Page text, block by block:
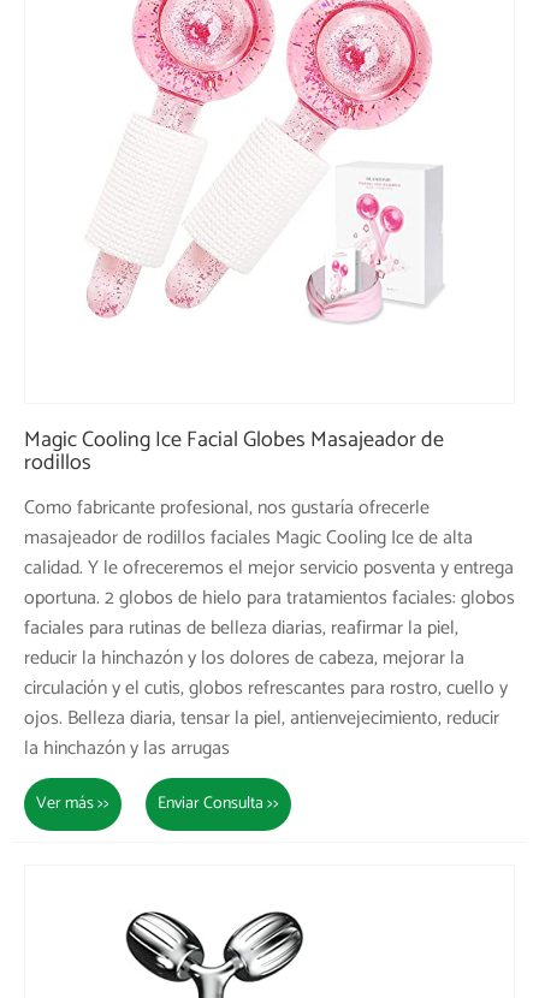
Magic Cooling Ice Facial Globes Masajeador de
rodillos
Como fabricante profesional, nos gustaría ofrecerle
masajeador de rodillos faciales Magic Cooling Ice de alta
calidad. Y le ofreceremos el mejor servicio posventa y entrega
oportuna. 2 globos de hielo para tratamientos faciales: globos
faciales para rutinas de belleza diarias, reafirmar la piel,
reducir la hinchazón y los dolores de cabeza, mejorar la
circulación y el cutis, globos refrescantes para rostro, cuello y
ojos. Belleza diaria, tensar la piel, antienvejecimiento, reducir
la hinchazón y las arrugas
Ver más >> Enviar Consulta >>